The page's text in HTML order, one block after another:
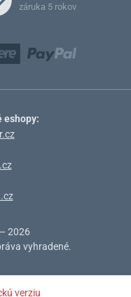
záruka 5 rokov
eshopy:
2026
vyhradené.
verziu